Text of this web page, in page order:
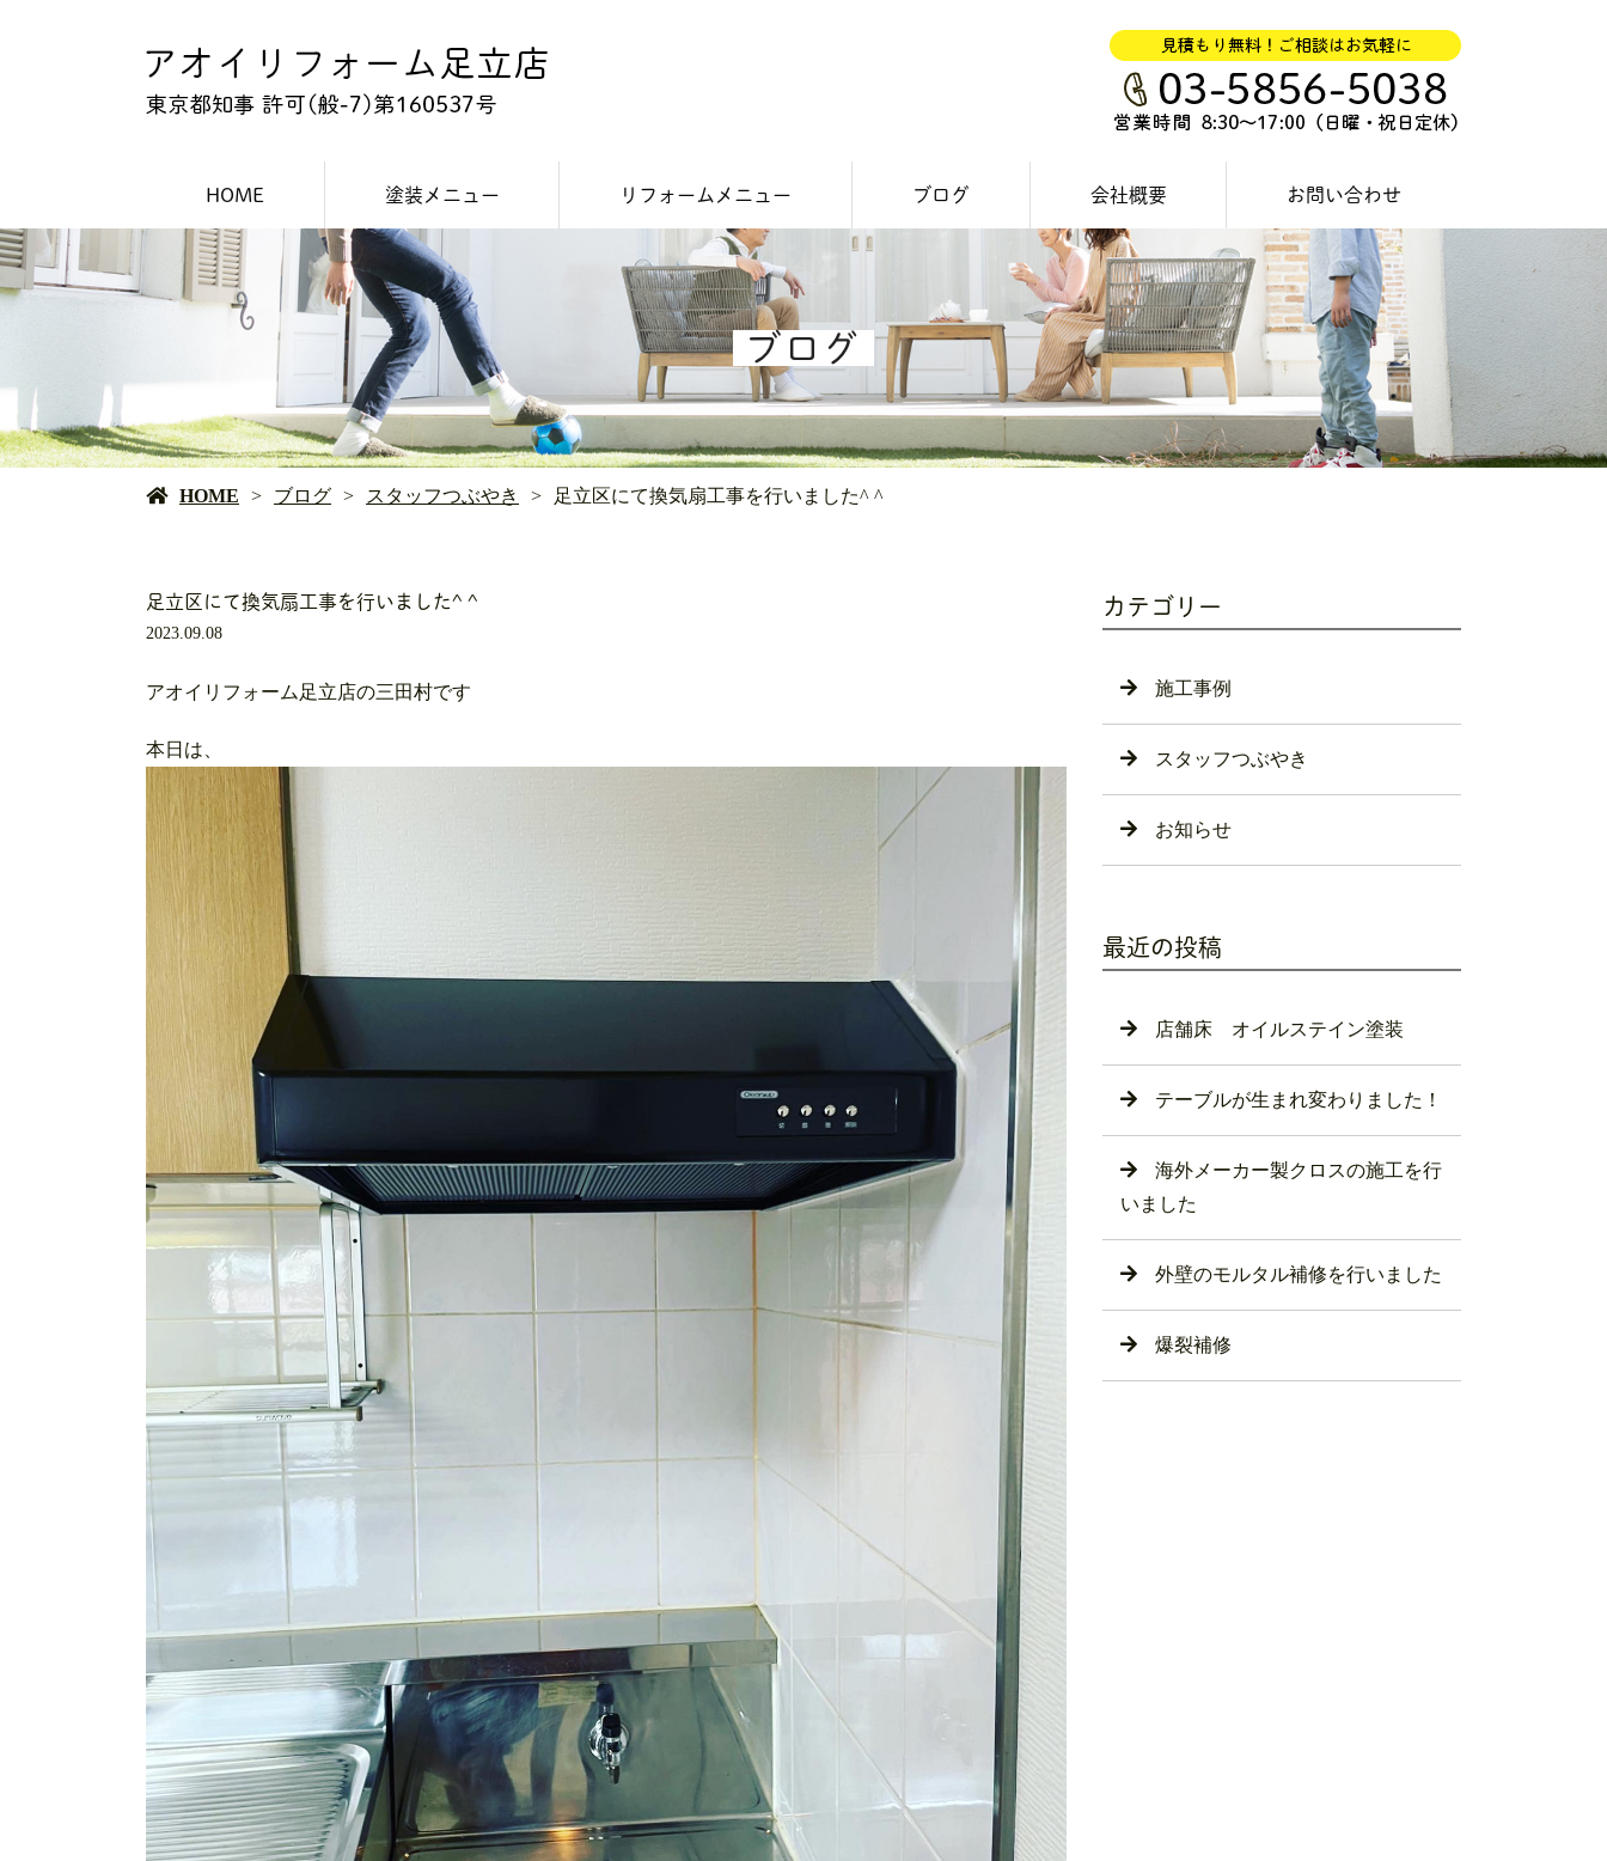
HOME 塗装メニュー
外壁塗装
屋根塗装
防水工事
リフォームメニュー
内装リフォーム
外装リフォーム
ブログ
スタッフつぶやき
会社概要 お問い合わせ
ブログ
HOME ブログ スタッフつぶやき 足立区にて換気扇工事を行いました^ ^
足立区にて換気扇工事を行いました^ ^
2023.09.08
アオイリフォーム足立店の三田村です
本日は、
カテゴリー
施工事例
スタッフつぶやき
お知らせ
最近の投稿
店舗床 オイルステイン塗装
テーブルが生まれ変わりました！
海外メーカー製クロスの施工を行
いました
外壁のモルタル補修を行いました
爆裂補修